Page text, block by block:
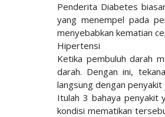
Penderita Diabetes
yang menempel pada
menyebabkan kematian
Hipertensi
Ketika pembuluh darah
darah. Dengan ini,
langsung dengan
Itulah 3 bahaya penyakit
kondisi mematikan